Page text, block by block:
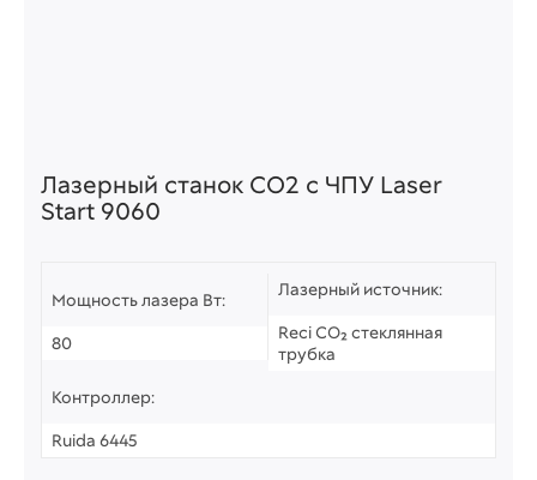
Лазерный станок СО2 c ЧПУ Laser
Start 9060
Мощность лазера Вт:
80
Лазерный источник:
Reci CO₂ стеклянная
трубка
Контроллер:
Ruida 6445